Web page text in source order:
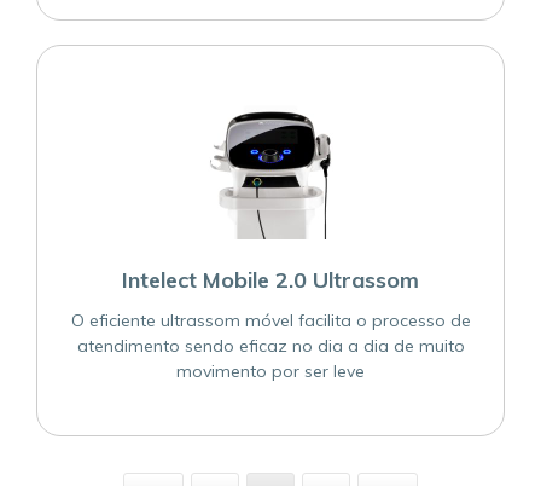
Intelect Mobile 2.0 Ultrassom
O eficiente ultrassom móvel facilita o processo de
atendimento sendo eficaz no dia a dia de muito
movimento por ser leve